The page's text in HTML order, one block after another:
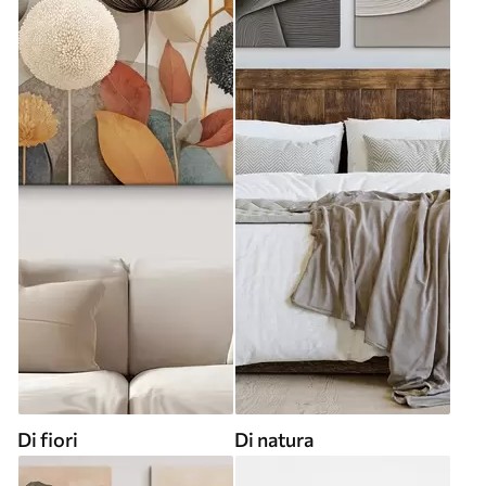
Di fiori Di natura